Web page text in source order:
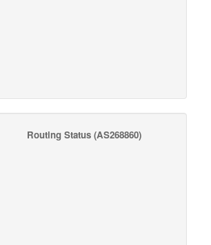
Routing Status(AS268860)